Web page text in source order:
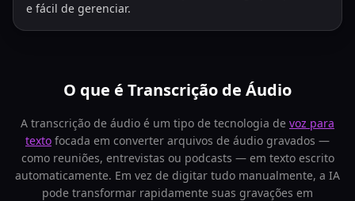
e fácil de gerenciar.
O que é Transcrição de Áudio
A transcrição de áudio é um tipo de tecnologia de voz para
texto focada em converter arquivos de áudio gravados —
como reuniões, entrevistas ou podcasts — em texto escrito
automaticamente. Em vez de digitar tudo manualmente, a IA
pode transformar rapidamente suas gravações em